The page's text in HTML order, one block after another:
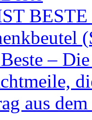
BESTE
–
aus